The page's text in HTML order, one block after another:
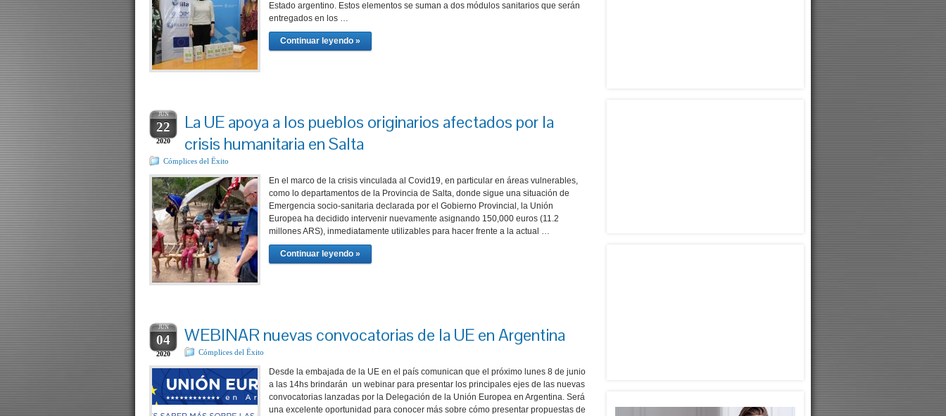
Estado argentino. Estos elementos se suman a dos módulos sanitarios que serán
entregados en los …
Continuar leyendo »
JUN
22
2020
La UE apoya a los pueblos originarios afectados por la
crisis humanitaria en Salta
Cómplices del Ëxito
En el marco de la crisis vinculada al Covid19, en particular en áreas vulnerables,
como lo departamentos de la Provincia de Salta, donde sigue una situación de
Emergencia socio-sanitaria declarada por el Gobierno Provincial, la Unión
Europea ha decidido intervenir nuevamente asignando 150,000 euros (11.2
millones ARS), inmediatamente utilizables para hacer frente a la actual …
Continuar leyendo »
JUN
04
2020
WEBINAR nuevas convocatorias de la UE en Argentina
Cómplices del Ëxito
Desde la embajada de la UE en el país comunican que el próximo lunes 8 de junio
a las 14hs brindarán un webinar para presentar los principales ejes de las nuevas
convocatorias lanzadas por la Delegación de la Unión Europea en Argentina. Será
una excelente oportunidad para conocer más sobre cómo presentar propuestas de